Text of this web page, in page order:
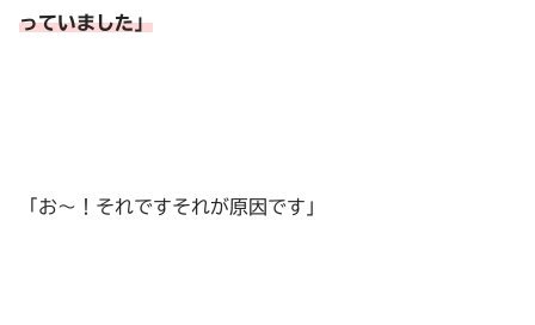
っていました」
「お～！それですそれが原因です」